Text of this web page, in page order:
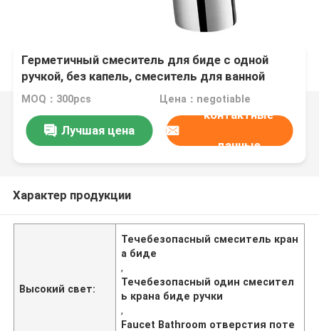
Герметичный смеситель для биде с одной
ручкой, без капель, смеситель для ванной
комнаты с одним отверстием
MOQ：300pcs Цена：negotiable
Лучшая цена
контактные
данные
Характер продукции
Высокий свет:
Течебезопасный смеситель кран
а биде
,
Течебезопасный один смесител
ь крана биде ручки
,
Faucet Bathroom отверстия поте